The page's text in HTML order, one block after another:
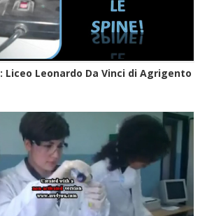
Liceo Leonardo Da Vinci di Agrigento